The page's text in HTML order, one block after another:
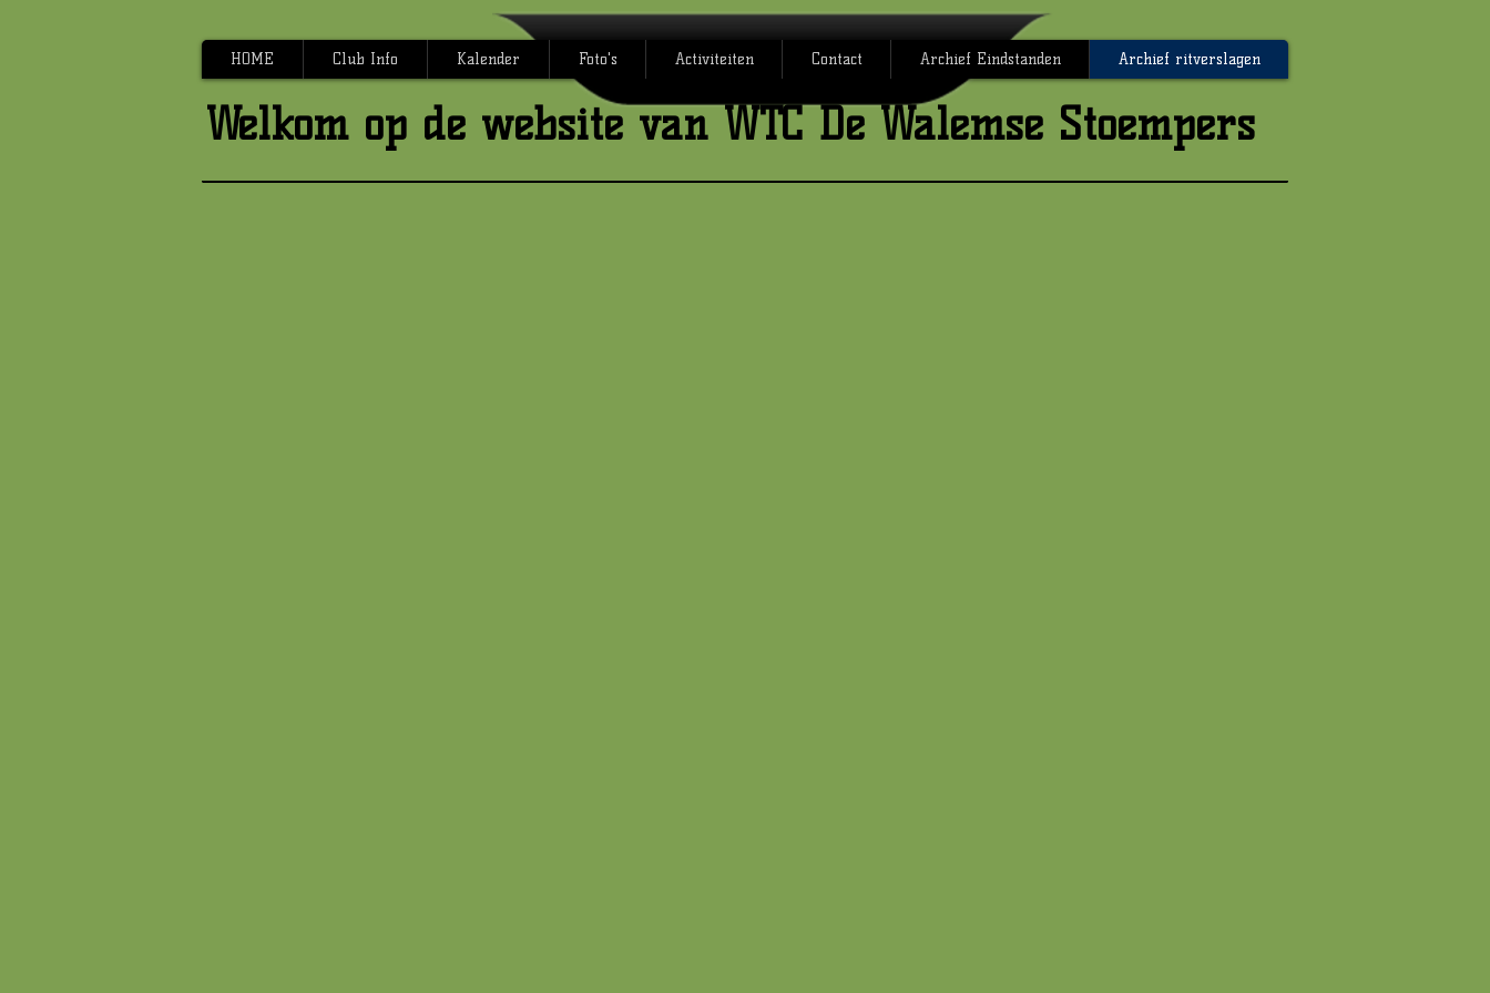
HOME Club Info Kalender Foto's Activiteiten Contact Archief Eindstanden Archief ritverslagen
Welkom op de website van WTC De Walemse Stoempers